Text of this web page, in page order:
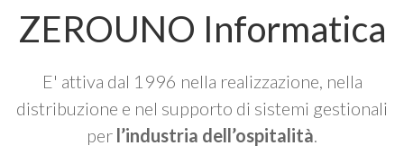
ZEROUNO Informatica
E' attiva dal 1996 nella realizzazione, nella
distribuzione e nel supporto di sistemi gestionali
per l’industria dell’ospitalità